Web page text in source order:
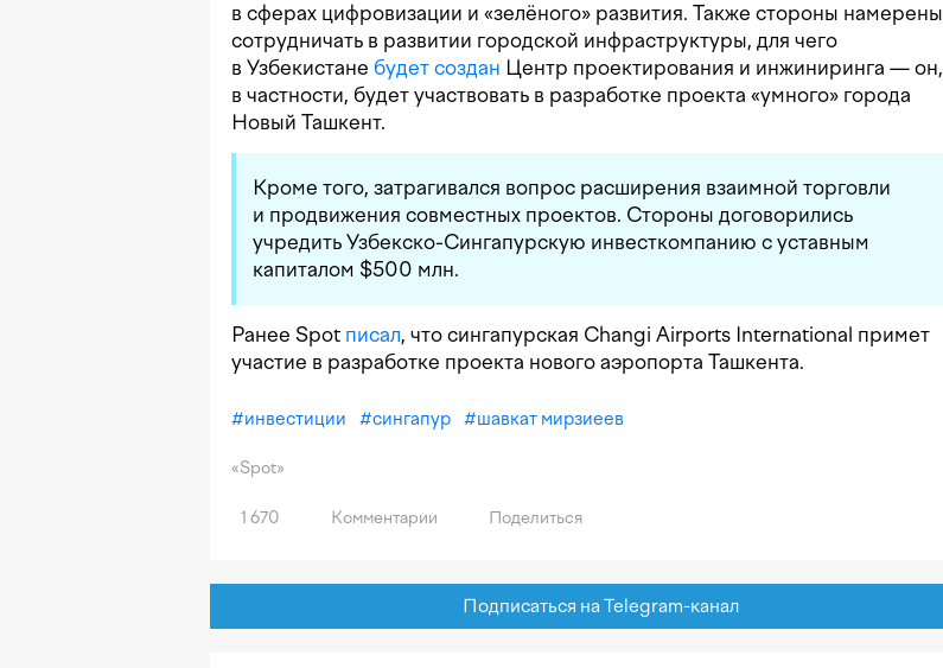
в сферах цифровизации и «зелёного» развития. Также стороны намерены
сотрудничать в развитии городской инфраструктуры, для чего
в Узбекистане будет создан Центр проектирования и инжиниринга — он,
в частности, будет участвовать в разработке проекта «умного» города
Новый Ташкент.
Кроме того, затрагивался вопрос расширения взаимной торговли
и продвижения совместных проектов. Стороны договорились
учредить Узбекско-Сингапурскую инвесткомпанию с уставным
капиталом $500 млн.
Ранее Spot писал, что сингапурская Changi Airports International примет
участие в разработке проекта нового аэропорта Ташкента.
#инвестиции #сингапур #шавкат мирзиеев
«Spot»
1 670 Комментарии Поделиться
Подписаться на Telegram-канал